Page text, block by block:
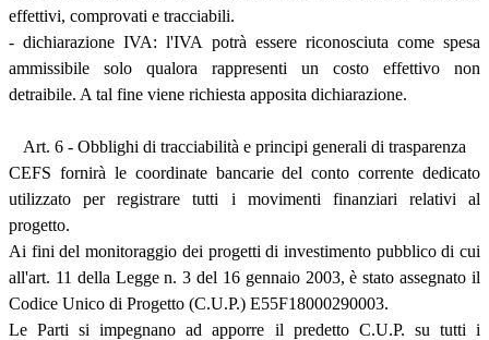
effettivi, comprovati e tracciabili.
- dichiarazione IVA: l'IVA potrà essere riconosciuta come spesa
ammissibile solo qualora rappresenti un costo effettivo non
detraibile. A tal fine viene richiesta apposita dichiarazione.
Art. 6 - Obblighi di tracciabilità e principi generali di trasparenza
CEFS fornirà le coordinate bancarie del conto corrente dedicato
utilizzato per registrare tutti i movimenti finanziari relativi al
progetto.
Ai fini del monitoraggio dei progetti di investimento pubblico di cui
all'art. 11 della Legge n. 3 del 16 gennaio 2003, è stato assegnato il
Codice Unico di Progetto (C.U.P.) E55F18000290003.
Le Parti si impegnano ad apporre il predetto C.U.P. su tutti i